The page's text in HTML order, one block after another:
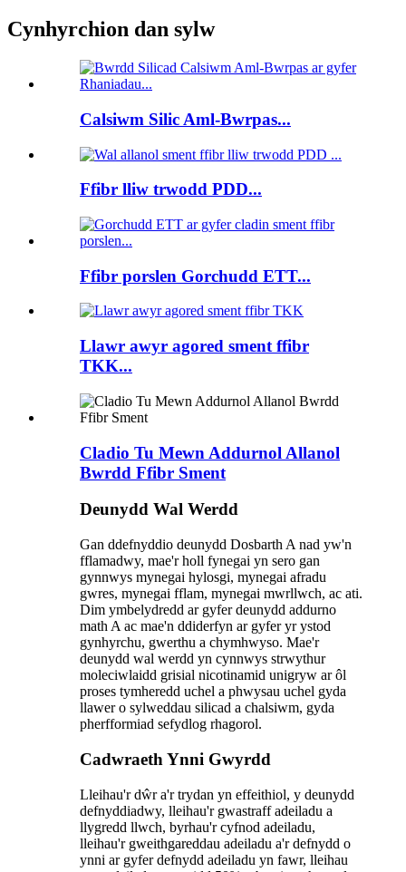
Cynhyrchion dan sylw
Calsiwm Silic Aml-Bwrpas...
Ffibr lliw trwodd PDD...
Ffibr porslen Gorchudd ETT...
Llawr awyr agored sment ffibr
TKK...
Cladio Tu Mewn Addurnol Allanol
Bwrdd Ffibr Sment
Deunydd Wal Werdd
Gan ddefnyddio deunydd Dosbarth A nad yw'n
fflamadwy, mae'r holl fynegai yn sero gan
gynnwys mynegai hylosgi, mynegai afradu
gwres, mynegai fflam, mynegai mwrllwch, ac ati.
Dim ymbelydredd ar gyfer deunydd addurno
math A ac mae'n ddiderfyn ar gyfer yr ystod
gynhyrchu, gwerthu a chymhwyso. Mae'r
deunydd wal werdd yn cynnwys strwythur
moleciwlaidd grisial nicotinamid unigryw ar ôl
proses tymheredd uchel a phwysau uchel gyda
llawer o sylweddau silicad a chalsiwm, gyda
pherfformiad sefydlog rhagorol.
Cadwraeth Ynni Gwyrdd
Lleihau'r dŵr a'r trydan yn effeithiol, y deunydd
defnyddiadwy, lleihau'r gwastraff adeiladu a
llygredd llwch, byrhau'r cyfnod adeiladu,
lleihau'r gweithgareddau adeiladu a'r defnydd o
ynni ar gyfer defnydd adeiladu yn fawr, lleihau